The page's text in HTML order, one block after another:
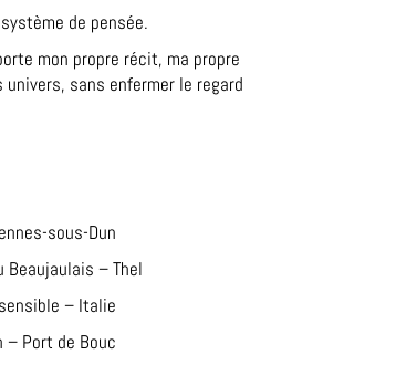
de pensée.
mon propre récit, ma propre
sans enfermer le regard
sous-Dun
– Thel
– Italie
– Port de Bouc